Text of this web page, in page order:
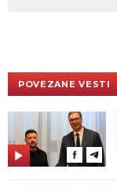
POVEZANE VESTI